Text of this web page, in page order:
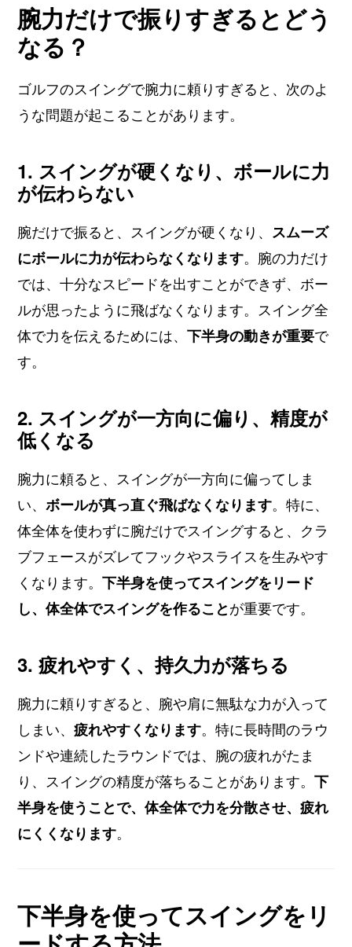
腕力だけで振りすぎるとどう
なる？
ゴルフのスイングで腕力に頼りすぎると、次のよ
うな問題が起こることがあります。
1. スイングが硬くなり、ボールに力
が伝わらない
腕だけで振ると、スイングが硬くなり、 スムーズ
にボールに力が伝わらなくなります。腕の力だけ
では、十分なスピードを出すことができず、ボー
ルが思ったように飛ばなくなります。スイング全
体で力を伝えるためには、下半身の動きが重要で
す。
2. スイングが一方向に偏り、精度が
低くなる
腕力に頼ると、スイングが一方向に偏ってしま
い、ボールが真っ直ぐ飛ばなくなります。特に、
体全体を使わずに腕だけでスイングすると、クラ
ブフェースがズレてフックやスライスを生みやす
くなります。下半身を使ってスイングをリード
し、体全体でスイングを作ることが重要です。
3. 疲れやすく、持久力が落ちる
腕力に頼りすぎると、腕や肩に無駄な力が入って
しまい、疲れやすくなります。特に長時間のラウ
ンドや連続したラウンドでは、腕の疲れがたま
り、スイングの精度が落ちることがあります。下
半身を使うことで、体全体で力を分散させ、疲れ
にくくなります。
下半身を使ってスイングをリ